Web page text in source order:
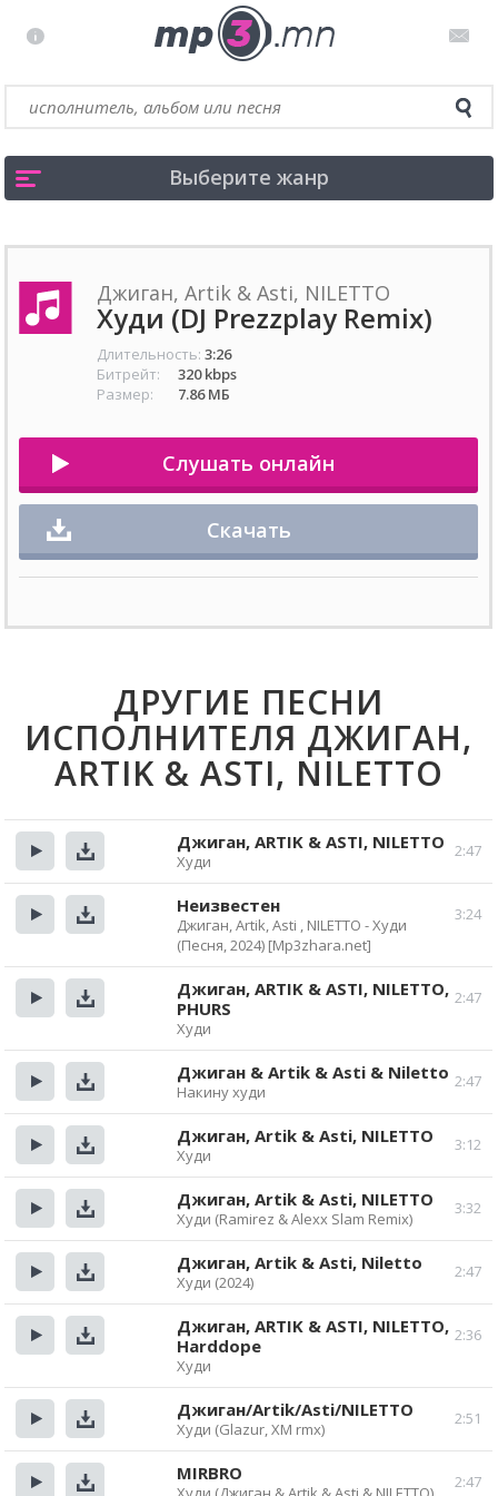
Выберите жанр
Джиган, Artik & Asti, NILETTO
Худи (DJ Prezzplay Remix)
Длительность: 3:26
Битрейт:
320 kbps
Размер:
7.86 МБ
Слушать онлайн
Скачать
ДРУГИЕ ПЕСНИ
ИСПОЛНИТЕЛЯ ДЖИГАН,
ARTIK & ASTI, NILETTO
Прослушать
Скачать
2:47
Джиган, ARTIK & ASTI, NILETTO
Худи
3:24
Неизвестен
Джиган, Artik, Asti , NILETTO - Худи
(Песня, 2024) [Mp3zhara.net]
2:47
Джиган, ARTIK & ASTI, NILETTO,
PHURS
Худи
Прослушать
Скачать
2:47
Джиган & Artik & Asti & Niletto
Накину худи
Прослушать
Скачать
3:12
Джиган, Artik & Asti, NILETTO
Худи
Прослушать
Скачать
3:32
Джиган, Artik & Asti, NILETTO
Худи (Ramirez & Alexx Slam Remix)
Прослушать
Скачать
2:47
Джиган, Artik & Asti, Niletto
Худи (2024)
2:36
Джиган, ARTIK & ASTI, NILETTO,
Harddope
Худи
Прослушать
Скачать
2:51
Джиган/Artik/Asti/NILETTO
Худи (Glazur, XM rmx)
2:47
MIRBRO